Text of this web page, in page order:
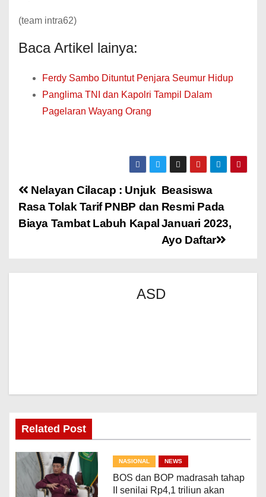
(team intra62)
Baca Artikel lainya:
Ferdy Sambo Dituntut Penjara Seumur Hidup
Panglima TNI dan Kapolri Tampil Dalam
Pagelaran Wayang Orang
Beasiswa
Resmi Pada
Januari 2023,
Ayo Daftar
Nelayan Cilacap : Unjuk
Rasa Tolak Tarif PNBP dan
Biaya Tambat Labuh Kapal
ASD
Related Post
NASIONAL NEWS
BOS dan BOP madrasah tahap
II senilai Rp4,1 triliun akan